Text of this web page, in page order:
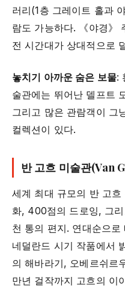
러리(1층 그레이트 홀과
람도 가능하다. 《야경》
전 시간대가 상대적으로
놓치기 아까운 숨은 보물:
술관에는 뛰어난 델프트
그리고 많은 관람객이 그
컬렉션이 있다.
반 고흐 미술관(Van
세계 최대 규모의 반 고
화, 400점의 드로잉, 그
천 통의 편지. 연대순으
네덜란드 시기 작품에서
의 해바라기, 오베르쉬르
만년 걸작까지 고흐의 이